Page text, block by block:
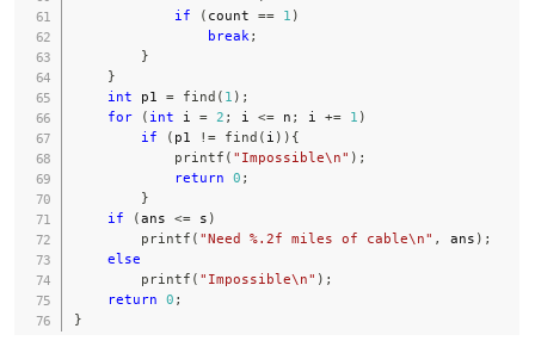
if
( count == 1 )
break;
}
}
int p1 = find ( 1 ) ;
for
( int i = 2 ; i <= n ; i += 1 )
if
( p1 != find ( i ) ) {
printf ( "Impossible\n" ) ;
return 0 ;
}
if
(ans <= s )
printf ( "Need %.2f miles of cable\n" , ans ) ;
else
printf ( "Impossible\n" ) ;
return 0 ;
}